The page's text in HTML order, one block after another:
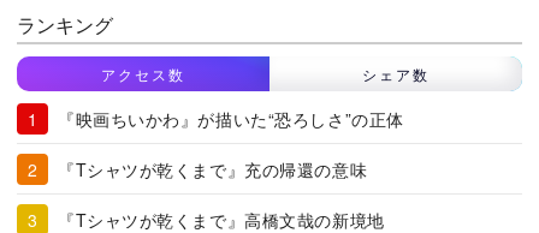
ランキング
アクセス数 シェア数
『映画ちいかわ』が描いた“恐ろしさ”の正体
『Tシャツが乾くまで』充の帰還の意味
『Tシャツが乾くまで』高橋文哉の新境地